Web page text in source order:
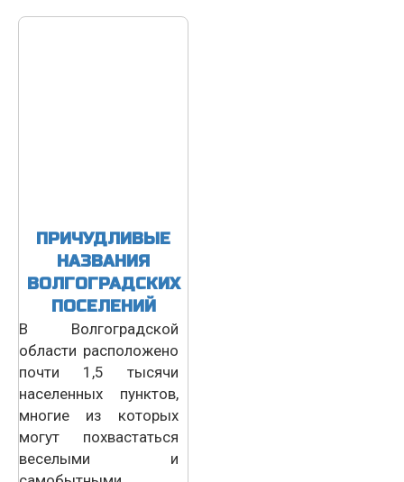
ПРИЧУДЛИВЫЕ
НАЗВАНИЯ
ВОЛГОГРАДСКИХ
ПОСЕЛЕНИЙ
В Волгоградской
области расположено
почти 1,5 тысячи
населенных пунктов,
многие из которых
могут похвастаться
веселыми и